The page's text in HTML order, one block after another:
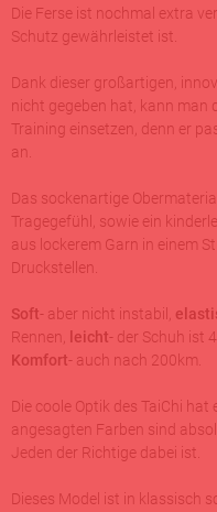
Die Ferse ist nochmal extra
Schutz gewährleistet ist.
Dank dieser großartigen,
nicht gegeben hat, kann man
Training einsetzen, denn er
an.
Das sockenartige
Tragegefühl, sowie ein
aus lockerem Garn in einem
Druckstellen.
Soft- aber nicht instabil,
Rennen,
leicht- der Schuh ist
Komfort- auch nach 200km.
Die coole Optik des TaiChi
angesagten Farben sind
Jeden der Richtige dabei ist.
Dieses Model ist in klassisch